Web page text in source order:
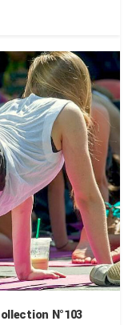
N°103